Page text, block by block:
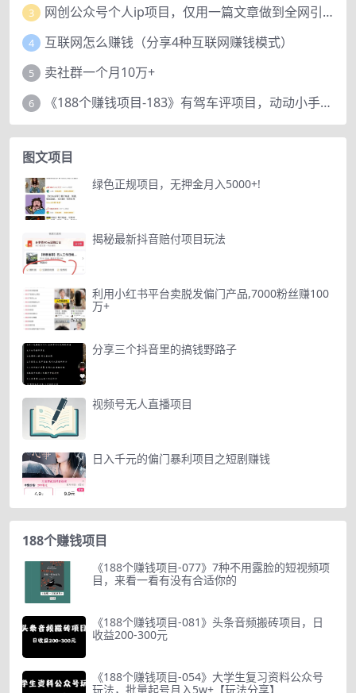
3 网创公众号个人ip项目，仅用一篇文章做到全网引流！
4 互联网怎么赚钱（分享4种互联网赚钱模式）
5 卖社群一个月10万+
6 《188个赚钱项目-183》有驾车评项目，动动小手，复制粘贴赚44元！
图文项目
绿色正规项目，无押金月入5000+!
揭秘最新抖音赔付项目玩法
利用小红书平台卖脱发偏门产品,7000粉丝赚100
万+
分享三个抖音里的搞钱野路子
视频号无人直播项目
日入千元的偏门暴利项目之短剧赚钱
188个赚钱项目
《188个赚钱项目-077》7种不用露脸的短视频项
目，来看一看有没有合适你的
《188个赚钱项目-081》头条音频搬砖项目，日
收益200-300元
《188个赚钱项目-054》大学生复习资料公众号
玩法，批量起号月入5w+【玩法分享】